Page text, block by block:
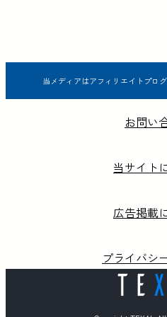
当メディアはアフィリエイトプロ
お問い
当サイト
広告掲載
プライバシ